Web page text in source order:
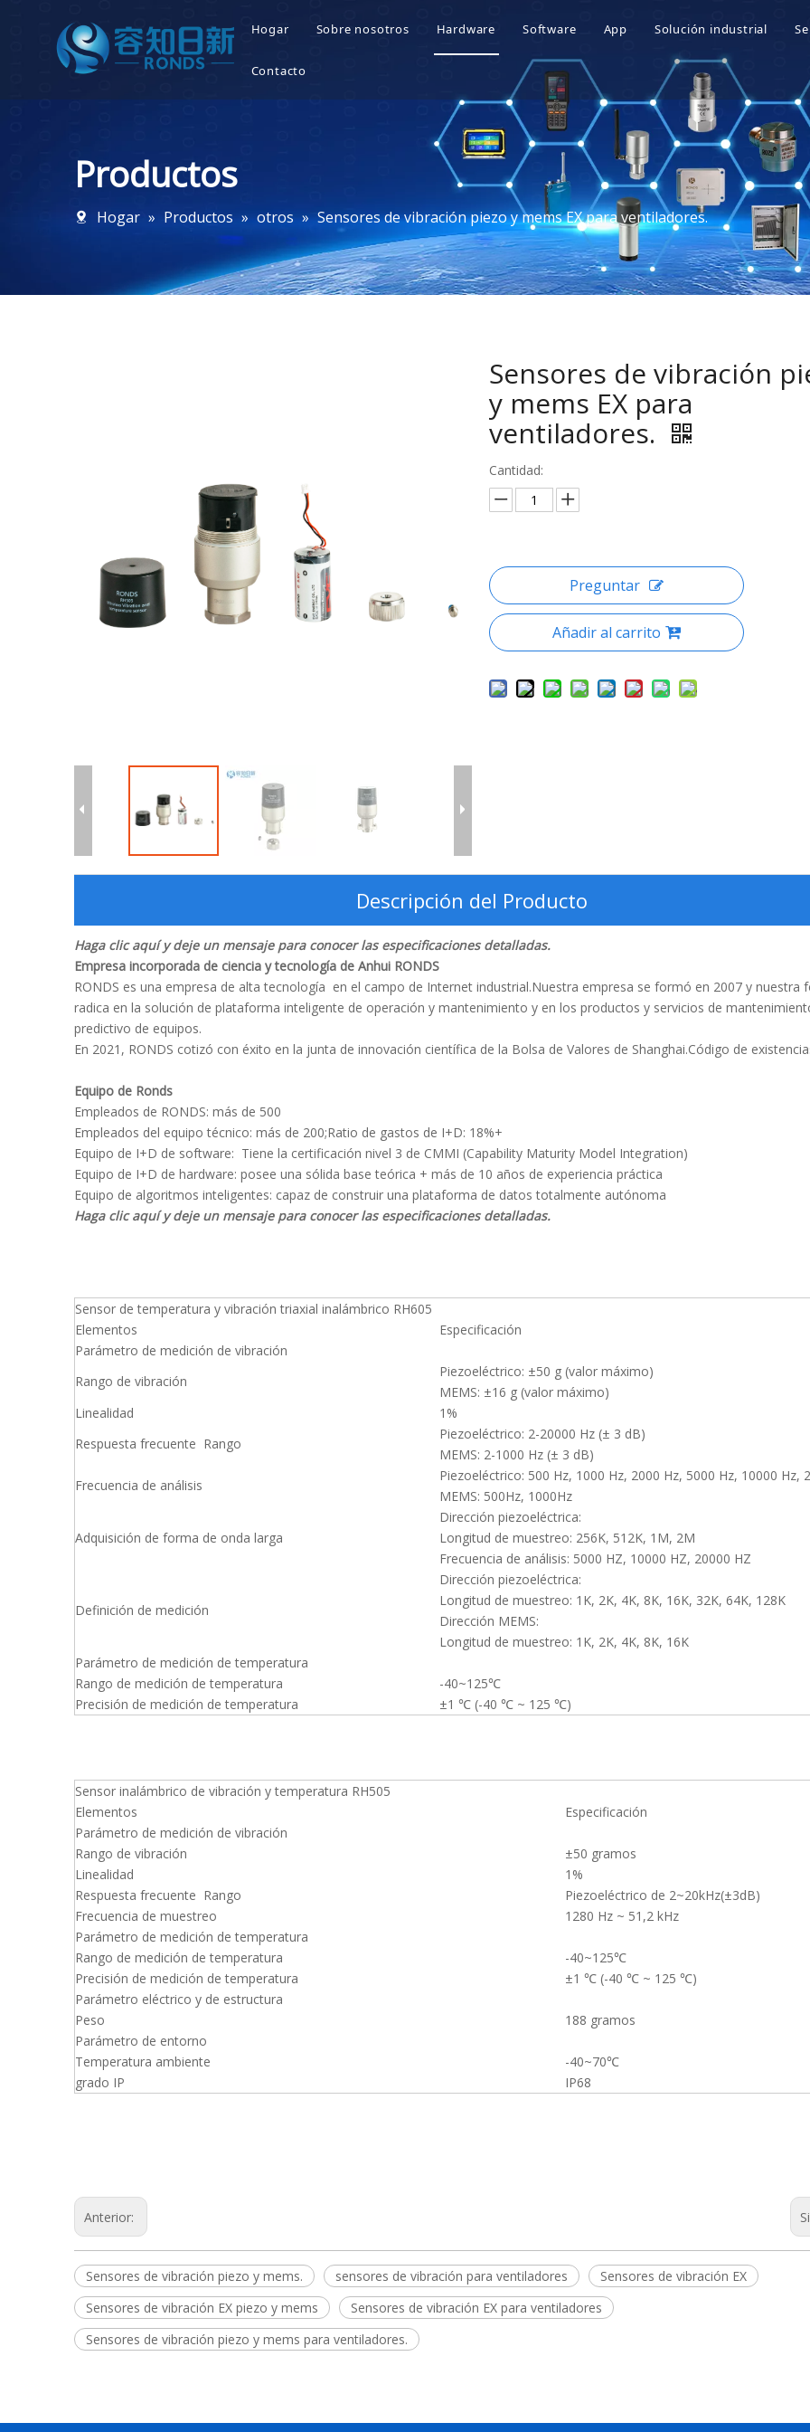
Hogar Sobre nosotros
Nuestras ventajas
Nuestros Honores
Hardware
Sensores de vibración
Colectores de datos de vibración
Analizadores de vibraciones portátiles
Software
Plataforma de Mantenimiento
Plataforma inteligente de operación y
App Solución industrial
Industria
Industria de la
Industria del
Industria minera
Industria
Otras industrias
Contacto
Productos
Hogar » Productos » otros » Sensores de vibración piezo y mems EX para ventiladores.
Sensores de vibración
y mems EX para
ventiladores.
Cantidad:
Preguntar
Añadir al carrito
Descripción del Producto
Haga clic aquí y deje un mensaje para conocer las especificaciones detalladas.
Empresa incorporada de ciencia y tecnología de Anhui RONDS
RONDS es una empresa de alta tecnología en el campo de Internet industrial.Nuestra empresa se formó en 2007 y nuestra
radica en la solución de plataforma inteligente de operación y mantenimiento y en los productos y servicios de
predictivo de equipos.
En 2021, RONDS cotizó con éxito en la junta de innovación científica de la Bolsa de Valores de Shanghai.Código de
Equipo de Ronds
Empleados de RONDS: más de 500
Empleados del equipo técnico: más de 200;Ratio de gastos de I+D: 18%+
Equipo de I+D de software: Tiene la certificación nivel 3 de CMMI (Capability Maturity Model Integration)
Equipo de I+D de hardware: posee una sólida base teórica + más de 10 años de experiencia práctica
Equipo de algoritmos inteligentes: capaz de construir una plataforma de datos totalmente autónoma
Haga clic aquí y deje un mensaje para conocer las especificaciones detalladas.
Sensor de temperatura y vibración triaxial inalámbrico RH605
Elementos
Especificación
Parámetro de medición de vibración
Rango de vibración
Piezoeléctrico: ±50 g (valor máximo)
MEMS: ±16 g (valor máximo)
Linealidad
1%
Respuesta frecuente Rango
Piezoeléctrico: 2-20000 Hz (± 3 dB)
MEMS: 2-1000 Hz (± 3 dB)
Frecuencia de análisis
Piezoeléctrico: 500 Hz, 1000 Hz, 2000 Hz, 5000 Hz, 10000 Hz,
MEMS: 500Hz, 1000Hz
Adquisición de forma de onda larga
Dirección piezoeléctrica:
Longitud de muestreo: 256K, 512K, 1M, 2M
Frecuencia de análisis: 5000 HZ, 10000 HZ, 20000 HZ
Definición de medición
Dirección piezoeléctrica:
Longitud de muestreo: 1K, 2K, 4K, 8K, 16K, 32K, 64K, 128K
Dirección MEMS:
Longitud de muestreo: 1K, 2K, 4K, 8K, 16K
Parámetro de medición de temperatura
Rango de medición de temperatura
-40~125℃
Precisión de medición de temperatura
±1 ℃ (-40 ℃ ~ 125 ℃)
Sensor inalámbrico de vibración y temperatura RH505
Elementos
Especificación
Parámetro de medición de vibración
Rango de vibración
±50 gramos
Linealidad
1%
Respuesta frecuente Rango
Piezoeléctrico de 2~20kHz(±3dB)
Frecuencia de muestreo
1280 Hz ~ 51,2 kHz
Parámetro de medición de temperatura
Rango de medición de temperatura
-40~125℃
Precisión de medición de temperatura
±1 ℃ (-40 ℃ ~ 125 ℃)
Parámetro eléctrico y de estructura
Peso
188 gramos
Parámetro de entorno
Temperatura ambiente
-40~70℃
grado IP
IP68
Anterior:
Sensores de vibración piezo y mems. sensores de vibración para ventiladores
Sensores de vibración EX
Sensores de vibración EX piezo y mems
Sensores de vibración EX para ventiladores
Sensores de vibración piezo y mems para ventiladores.